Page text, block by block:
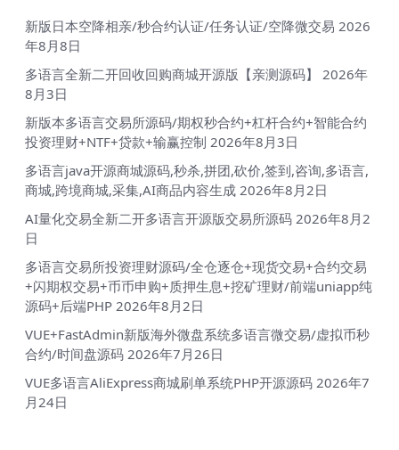
新版日本空降相亲/秒合约认证/任务认证/空降微交易 2026
年8月8日
多语言全新二开回收回购商城开源版【亲测源码】
2026年
8月3日
新版本多语言交易所源码/期权秒合约+杠杆合约+智能合约
投资理财+NTF+贷款+输赢控制 2026年8月3日
多语言java开源商城源码,秒杀,拼团,砍价,签到,咨询,多语言,
商城,跨境商城,采集,AI商品内容生成 2026年8月2日
AI量化交易全新二开多语言开源版交易所源码 2026年8月2
日
多语言交易所投资理财源码/全仓逐仓+现货交易+合约交易
+闪期权交易+币币申购+质押生息+挖矿理财/前端uniapp纯
源码+后端PHP 2026年8月2日
VUE+FastAdmin新版海外微盘系统多语言微交易/虚拟币秒
合约/时间盘源码 2026年7月26日
VUE多语言AliExpress商城刷单系统PHP开源源码 2026年7
月24日